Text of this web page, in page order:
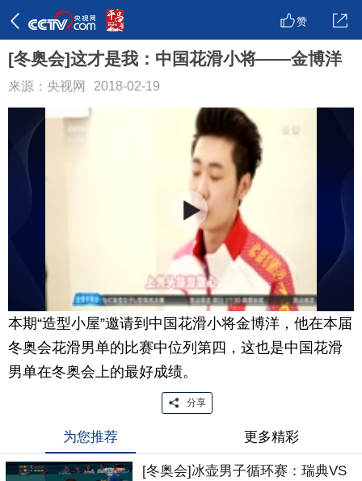
赞
[冬奥会]这才是我：中国花滑小将——金博洋
来源：央视网 2018-02-19
本期“造型小屋”邀请到中国花滑小将金博洋，他在本届
冬奥会花滑男单的比赛中位列第四，这也是中国花滑
男单在冬奥会上的最好成绩。
分享
为您推荐 更多精彩
[冬奥会]冰壶男子循环赛：瑞典VS